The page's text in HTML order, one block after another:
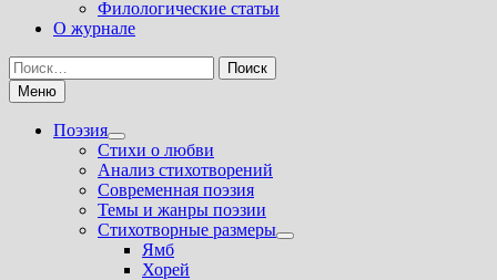
Филологические статьи
О журнале
Найти:
Меню
Поэзия
Показать
подменю
Стихи о любви
Анализ стихотворений
Современная поэзия
Темы и жанры поэзии
Стихотворные размеры
Показать
Ямб
Хорей